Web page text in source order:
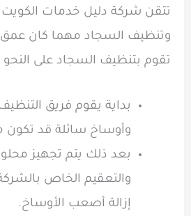
تتقن شركة دليل خدمات
وتنظيف السجاد مهما كان
تقوم بتنظيف السجاد على النحو
بداية يقوم فريق التنظيف
وأوساخ سائلة قد تكون
بعد ذلك يتم تجهيز
والتعقيم الخاص
إزالة أصعب الأوساخ.